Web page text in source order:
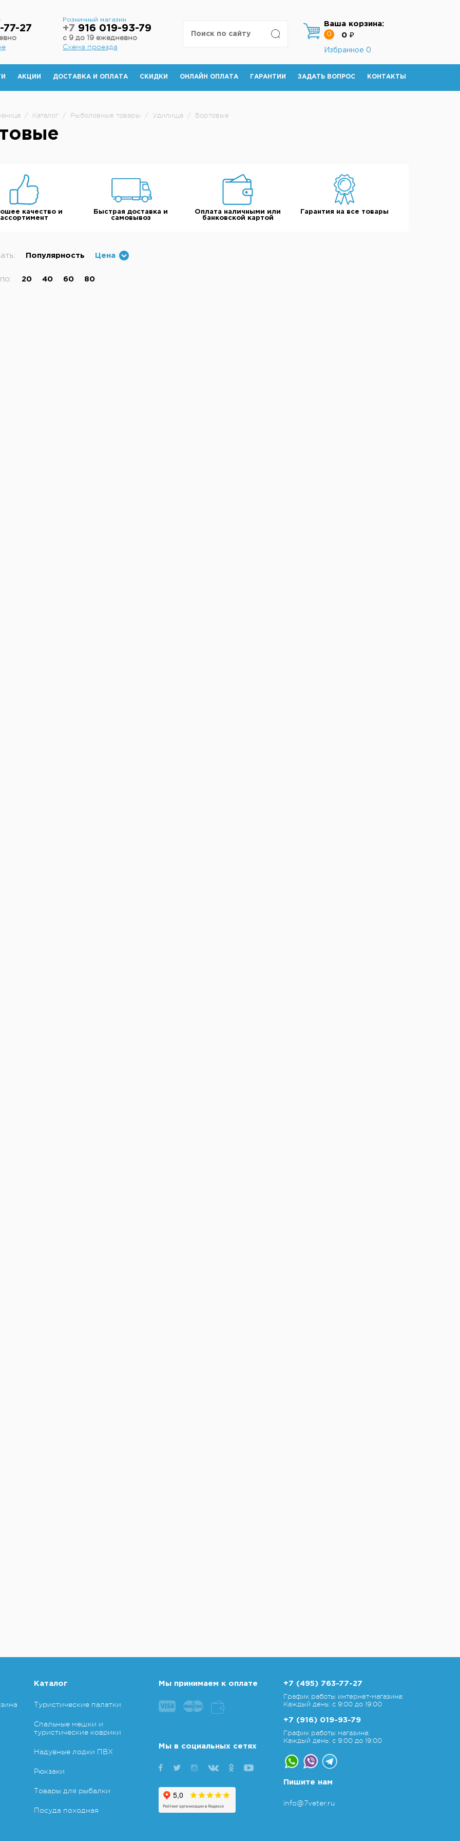
77-27
Розничный магазин
+7 916 019-93-79
с 9 до 19 ежедневно
Схема проезда
Ваша корзина:
0 0 ₽
Избранное 0
АКЦИИ ДОСТАВКА И ОПЛАТА СКИДКИ ОНЛАЙН ОПЛАТА ГАРАНТИИ ЗАДАТЬ ВОПРОС КОНТАКТЫ
/ Каталог / Рыболовные товары / Удилища / Бортовые
качество и
ассортимент
Быстрая доставка и
самовывоз
Оплата наличными или
банковской картой
Гарантия на все товары
Популярность Цена
20 40 60 80
Каталог
Туристические палатки
Спальные мешки и
туристические коврики
Надувные лодки ПВХ
Рюкзаки
Товары для рыбалки
Посуда походная
Мы принимаем к оплате
Мы в социальных сетях
+7 (495) 763-77-27
График работы интернет-магазина:
Каждый день: с 9:00 до 19:00
+7 (916) 019-93-79
График работы магазина:
Каждый день: с 9:00 до 19:00
Пишите нам
info@7veter.ru